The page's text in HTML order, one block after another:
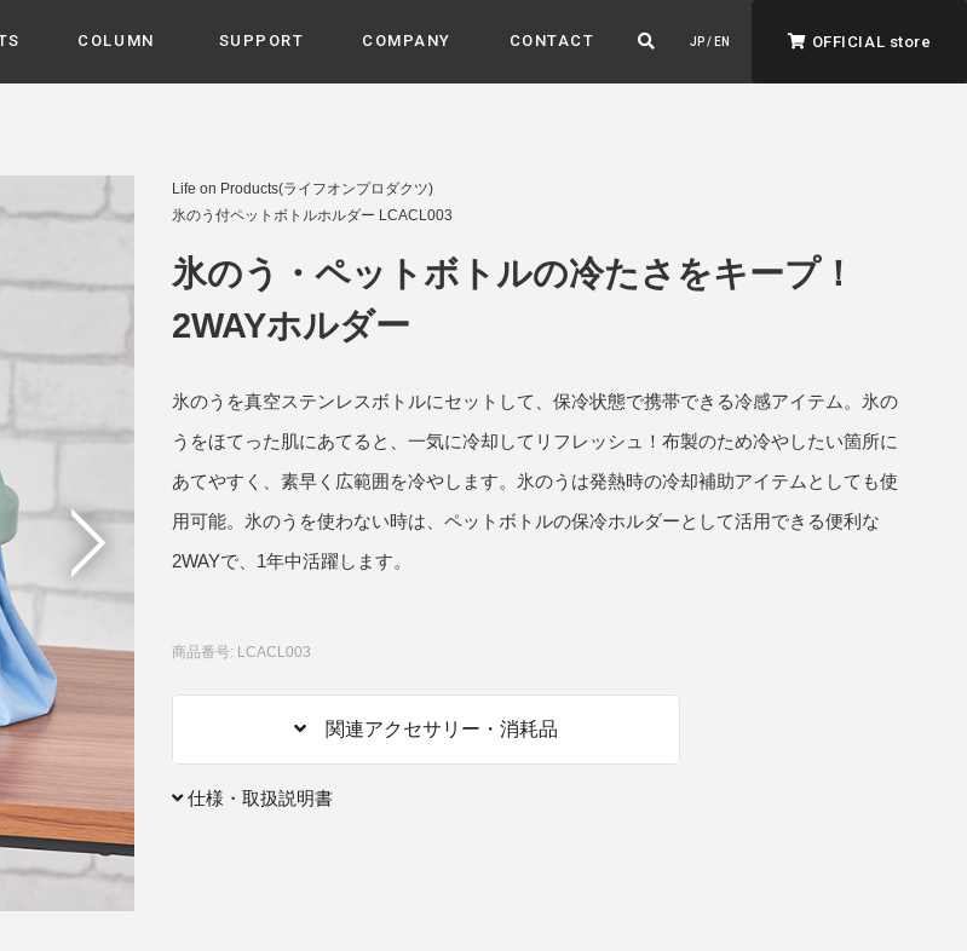
ー / ア
イルバッ
etc
ヤー
家電
家事・生活雑貨
ルームフレグランス
ビューティー
ハンモック・ティピー・テント
ライト・シーリングファン
バイク・アウトドア
アクセサリー・消耗品
ブランド
暮らし、イロドル
COLUMN SUPPORT COMPANY
理念 / 方針
CONTACT JP / EN OFFICIAL store
Life on Products(ライフオンプロダクツ)
氷のう付ペットボトルホルダー LCACL003
氷のう・ペットボトルの冷たさをキープ！
2WAYホルダー
氷のうを真空ステンレスボトルにセットして、保冷状態で携帯できる冷感アイテム。氷の
うをほてった肌にあてると、一気に冷却してリフレッシュ！布製のため冷やしたい箇所に
あてやすく、素早く広範囲を冷やします。氷のうは発熱時の冷却補助アイテムとしても使
用可能。氷のうを使わない時は、ペットボトルの保冷ホルダーとして活用できる便利な
2WAYで、1年中活躍します。
商品番号: LCACL003
関連アクセサリー・消耗品
仕様・取扱説明書